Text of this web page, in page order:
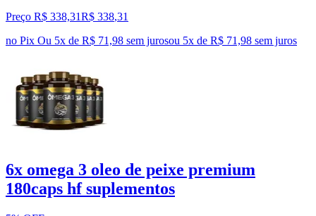
Preço R$ 338,31R$ 338,31
no Pix Ou 5x de R$ 71,98 sem jurosou 5x de R$ 71,98 sem juros
6x omega 3 oleo de peixe premium
180caps hf suplementos